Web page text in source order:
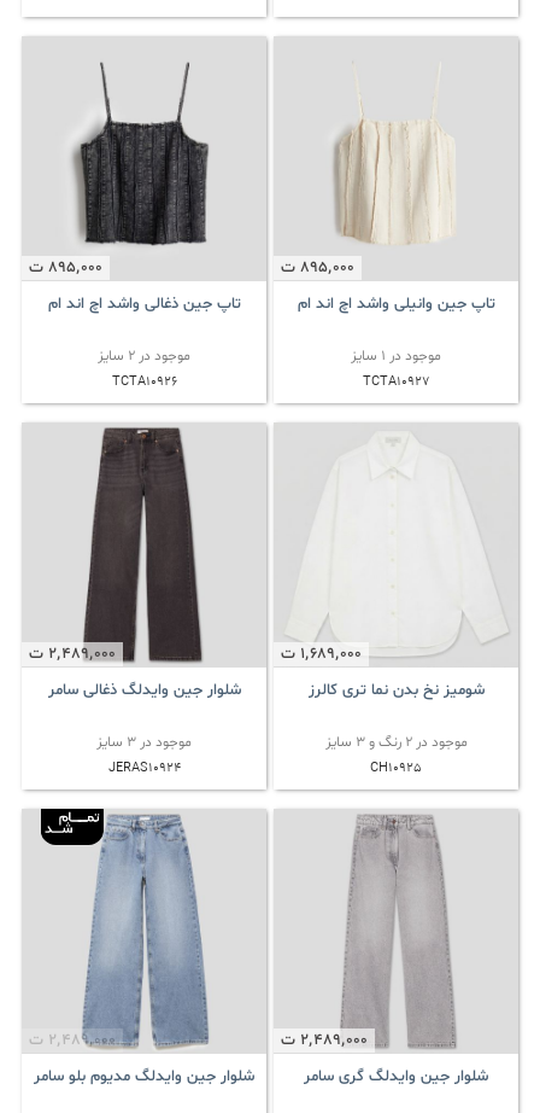
895٬000 ت
تاپ جین وانیلی واشد اچ اند ام
موجود در 1 سایز
TCTA10927
895٬000 ت
تاپ جین ذغالی واشد اچ اند ام
موجود در 2 سایز
TCTA10926
1٬689٬000 ت
شومیز نخ بدن نما تری کالرز
موجود در 2 رنگ و 3 سایز
CH10925
2٬489٬000 ت
شلوار جین وایدلگ ذغالی سامر
موجود در 3 سایز
JERAS10924
2٬489٬000 ت
شلوار جین وایدلگ گری سامر
2٬489٬000 ت
شلوار جین وایدلگ مدیوم بلو سامر